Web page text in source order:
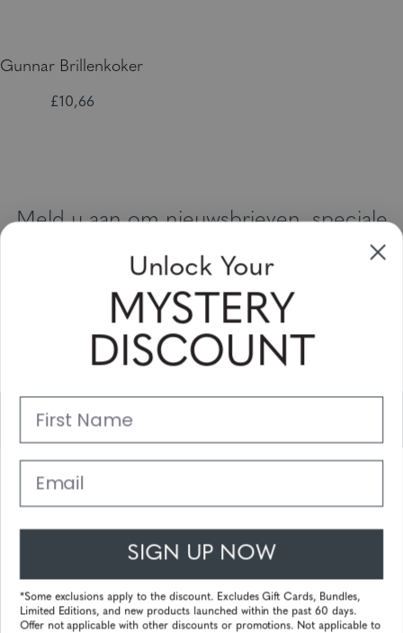
Gunnar Brillenkoker
£10,66
Meld u aan om nieuwsbrieven, speciale
aanbiedingen en kortingsbonnen te
ontvangen
Vul uw email adres in en schrijf u in!
Support
Powered byTecframe ERP
Unlock Your
MYSTERY
DISCOUNT
First Name
Email
SIGN UP NOW
*Some exclusions apply to the discount. Excludes Gift Cards, Bundles,
Limited Editions, and new products launched within the past 60 days.
Offer not applicable with other discounts or promotions. Not applicable to